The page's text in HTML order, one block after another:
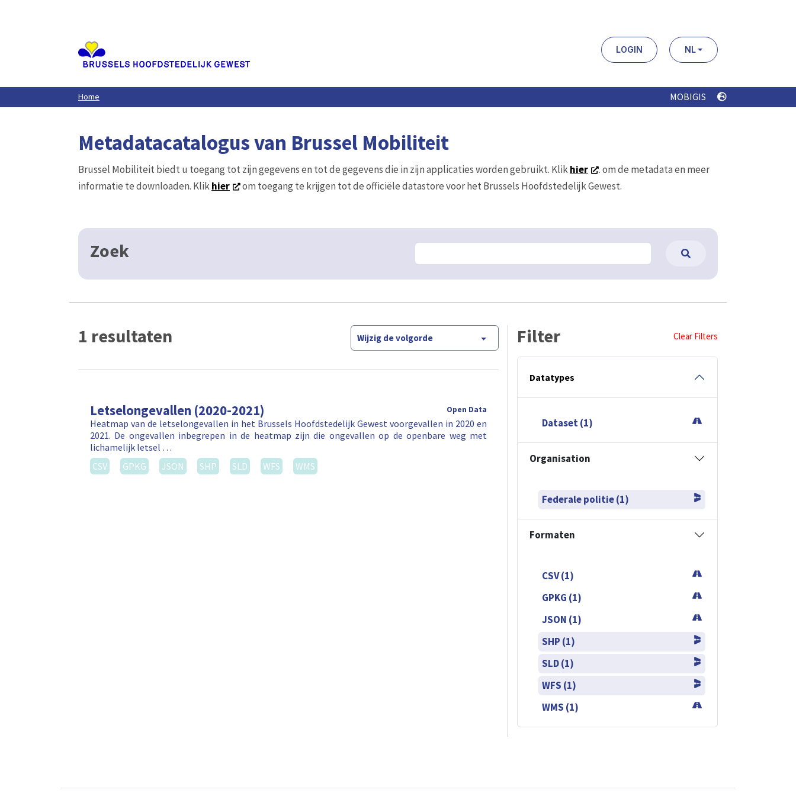
LOGIN NL
Home MOBIGIS
Metadatacatalogus van Brussel Mobiliteit
Brussel Mobiliteit biedt u toegang tot zijn gegevens en tot de gegevens die in zijn applicaties worden gebruikt. Klikhier
. om de metadata en meer
informatie te downloaden. Klikhier om toegang te krijgen tot de officiële datastore voor het Brussels Hoofdstedelijk Gewest.
Zoek
1 resultaten Wijzig de volgorde
Letselongevallen (2020-2021) Open Data
Heatmap van de letselongevallen in het Brussels Hoofdstedelijk Gewest voorgevallen in 2020 en
2021. De ongevallen inbegrepen in de heatmap zijn die ongevallen op de openbare weg met
lichamelijk letsel …
CSV
GPKG JSON SHP SLD WFS WMS
Filter Clear Filters
Datatypes
Dataset (1)
Organisation
Federale politie (1)
Formaten
CSV (1)
GPKG (1)
JSON (1)
SHP (1)
SLD (1)
WFS (1)
WMS (1)